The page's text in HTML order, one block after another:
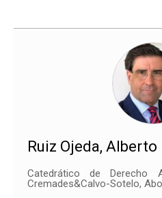
Ruiz Ojeda, Alberto
Catedrático de Derecho
Cremades&Calvo-Sotelo,